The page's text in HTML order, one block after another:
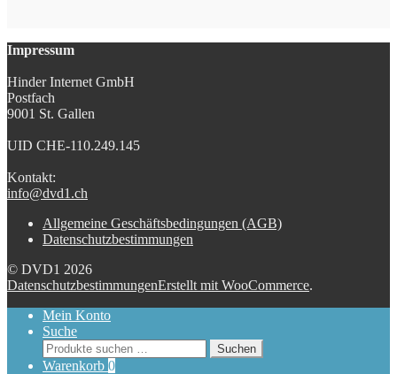
Impressum
Hinder Internet GmbH
Postfach
9001 St. Gallen
UID CHE-110.249.145
Kontakt:
info@dvd1.ch
Allgemeine Geschäftsbedingungen (AGB)
Datenschutzbestimmungen
© DVD1 2026
DatenschutzbestimmungenErstellt mit WooCommerce.
Mein Konto
Suche
Suchen
nach:
Suchen
Warenkorb 0